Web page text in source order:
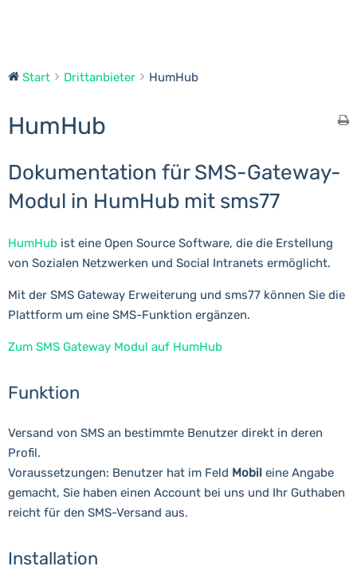
Start Drittanbieter HumHub
HumHub
Dokumentation für SMS-Gateway-
Modul in HumHub mit sms77
HumHub ist eine Open Source Software, die die Erstellung
von Sozialen Netzwerken und Social Intranets ermöglicht.
Mit der SMS Gateway Erweiterung und sms77 können Sie die
Plattform um eine SMS-Funktion ergänzen.
Zum SMS Gateway Modul auf HumHub
Funktion
Versand von SMS an bestimmte Benutzer direkt in deren
Profil.
Voraussetzungen: Benutzer hat im Feld Mobil eine Angabe
gemacht, Sie haben einen Account bei uns und Ihr Guthaben
reicht für den SMS-Versand aus.
Installation